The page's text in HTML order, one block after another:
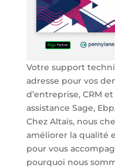
Votre support
adresse pour vos
d’entreprise, CRM
assistance Sage,
Chez Altaïs, nous
améliorer la qualité
pour vous
pourquoi nous